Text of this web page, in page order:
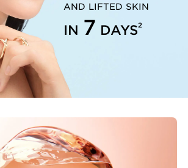
AND LIFTED SKIN
IN 7 DAYS2